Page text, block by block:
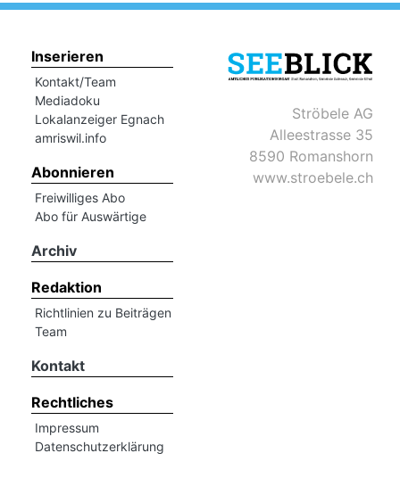
Inserieren
Kontakt/Team
Mediadoku
Lokalanzeiger Egnach
amriswil.info
Abonnieren
Freiwilliges Abo
Abo für Auswärtige
Archiv
Redaktion
Richtlinien zu Beiträgen
Team
Kontakt
Rechtliches
Impressum
Datenschutzerklärung
Ströbele AG
Alleestrasse 35
8590 Romanshorn
www.stroebele.ch